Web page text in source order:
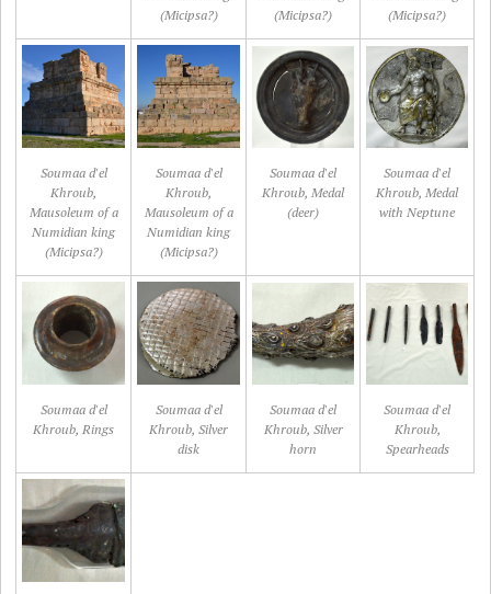
(Micipsa?)
(Micipsa?)
(Micipsa?)
Soumaa d'el
Khroub,
Mausoleum of a
Numidian king
(Micipsa?)
Soumaa d'el
Khroub,
Mausoleum of a
Numidian king
(Micipsa?)
Soumaa d'el
Khroub, Medal
(deer)
Soumaa d'el
Khroub, Medal
with Neptune
Soumaa d'el
Khroub, Rings
Soumaa d'el
Khroub, Silver
disk
Soumaa d'el
Khroub, Silver
horn
Soumaa d'el
Khroub,
Spearheads